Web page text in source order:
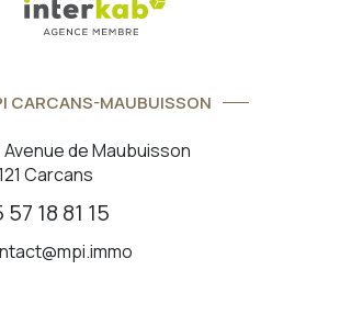
CARCANS-MAUBUISSON
Avenue de Maubuisson
Carcans
57 18 81 15